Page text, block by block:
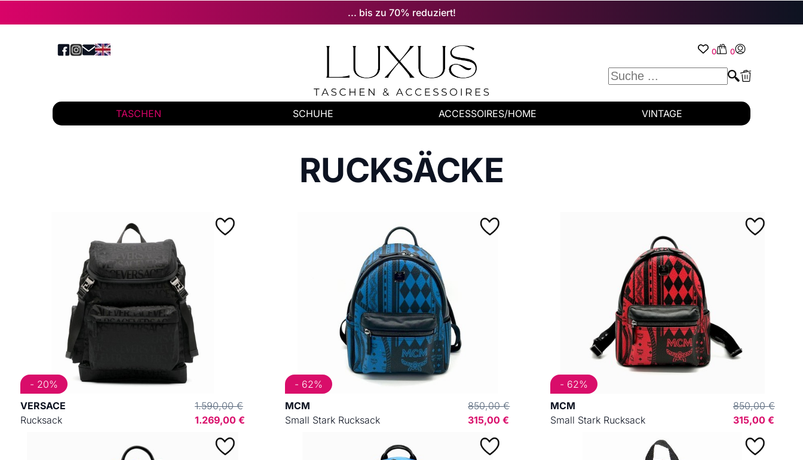
... bis zu 70% reduziert!
0 0
TASCHEN SCHUHE ACCESSOIRES/HOME VINTAGE
RUCKSÄCKE
VERSACE
Rucksack
1.590,00 €
1.269,00 €
- 20%
MCM
Small Stark Rucksack
850,00 €
315,00 €
- 62%
MCM
Small Stark Rucksack
850,00 €
315,00 €
- 62%